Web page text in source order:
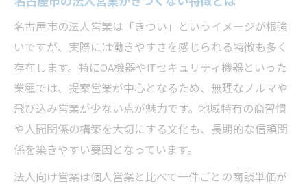
名古屋市の法人営業は「きつい」というイメージが根強
いですが、実際には働きやすさを感じられる特徴も多く
存在します。特にOA機器やITセキュリティ機器といった
業種では、提案営業が中心となるため、無理なノルマや
飛び込み営業が少ない点が魅力です。地域特有の商習慣
や人間関係の構築を大切にする文化も、長期的な信頼関
係を築きやすい要因となっています。
法人向け営業は個人営業と比べて一件ごとの商談単価が